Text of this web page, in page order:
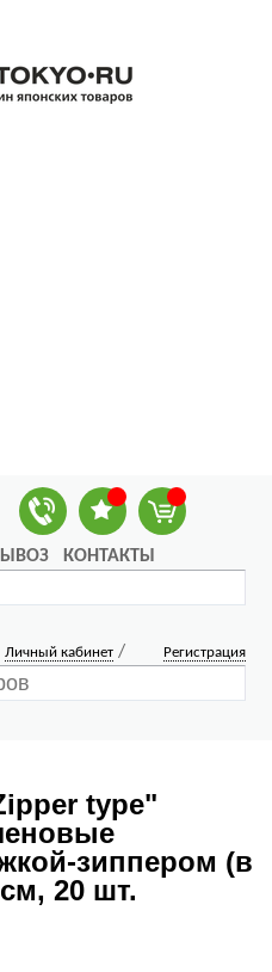
КОНТАКТЫ
Личный кабинет / Регистрация
type"
зиппером (в
20 шт.